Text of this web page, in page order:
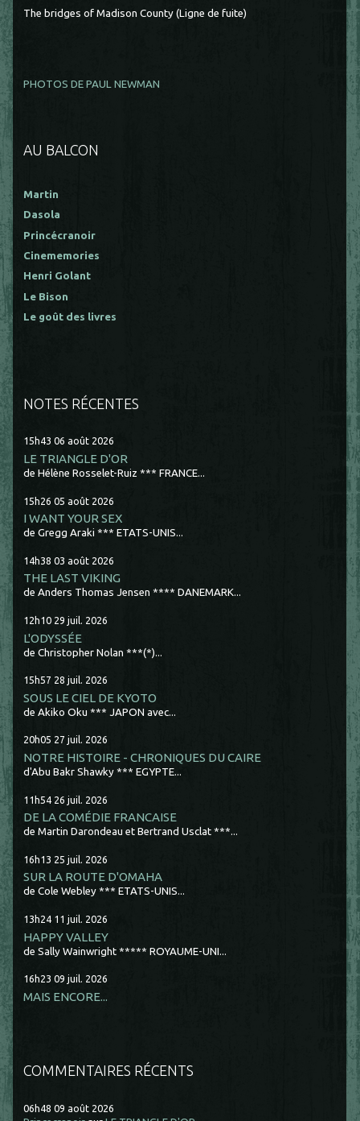
The bridges of Madison County (Ligne de fuite)
PHOTOS DE PAUL NEWMAN
AU BALCON
Martin
Dasola
Princécranoir
Cinememories
Henri Golant
Le Bison
Le goût des livres
NOTES RÉCENTES
15h43 06 août 2026
LE TRIANGLE D'OR
de Hélène Rosselet-Ruiz *** FRANCE...
15h26 05 août 2026
I WANT YOUR SEX
de Gregg Araki *** ETATS-UNIS...
14h38 03 août 2026
THE LAST VIKING
de Anders Thomas Jensen **** DANEMARK...
12h10 29 juil. 2026
L'ODYSSÉE
de Christopher Nolan ***(*)...
15h57 28 juil. 2026
SOUS LE CIEL DE KYOTO
de Akiko Oku *** JAPON avec...
20h05 27 juil. 2026
NOTRE HISTOIRE - CHRONIQUES DU CAIRE
d'Abu Bakr Shawky *** EGYPTE...
11h54 26 juil. 2026
DE LA COMÉDIE FRANCAISE
de Martin Darondeau et Bertrand Usclat ***...
16h13 25 juil. 2026
SUR LA ROUTE D'OMAHA
de Cole Webley *** ETATS-UNIS...
13h24 11 juil. 2026
HAPPY VALLEY
de Sally Wainwright ***** ROYAUME-UNI...
16h23 09 juil. 2026
MAIS ENCORE...
COMMENTAIRES RÉCENTS
06h48 09 août 2026